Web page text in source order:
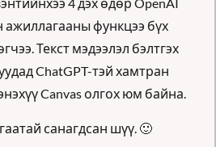
ажиллагааны функцээ бүх
Текст мэдээлэл бэлтгэх
ChatGPT-тэй хамтран
Canvas олгох юм байна.
санагдсан шүү. 🙂